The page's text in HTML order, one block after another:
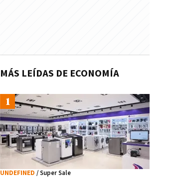
MÁS LEÍDAS DE ECONOMÍA
UNDEFINED / Super Sale